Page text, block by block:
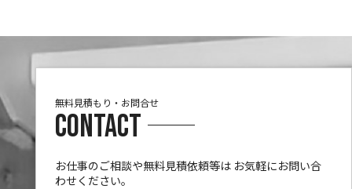
無料見積もり・お問合せ
CONTACT
お仕事のご相談や無料見積依頼等は お気軽にお問い合
わせください。